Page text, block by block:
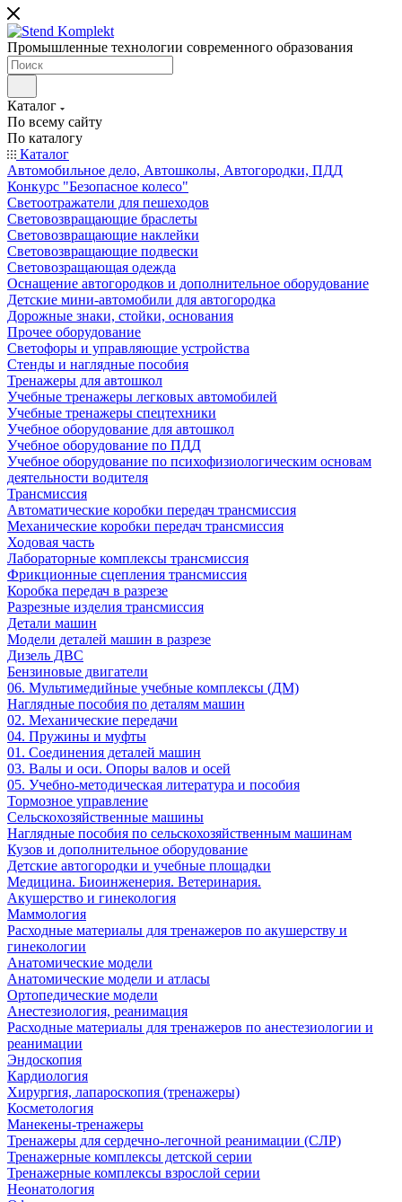
Промышленные технологии современного образования
Каталог
По всему сайту
По каталогу
Каталог
Автомобильное дело, Автошколы, Автогородки, ПДД
Конкурс "Безопасное колесо"
Светоотражатели для пешеходов
Световозвращающие браслеты
Световозвращающие наклейки
Световозвращающие подвески
Световозращающая одежда
Оснащение автогородков и дополнительное оборудование
Детские мини-автомобили для автогородка
Дорожные знаки, стойки, основания
Прочее оборудование
Светофоры и управляющие устройства
Стенды и наглядные пособия
Тренажеры для автошкол
Учебные тренажеры легковых автомобилей
Учебные тренажеры спецтехники
Учебное оборудование для автошкол
Учебное оборудование по ПДД
Учебное оборудование по психофизиологическим основам
деятельности водителя
Трансмиссия
Автоматические коробки передач трансмиссия
Механические коробки передач трансмиссия
Ходовая часть
Лабораторные комплексы трансмиссия
Фрикционные сцепления трансмиссия
Коробка передач в разрезе
Разрезные изделия трансмиссия
Детали машин
Модели деталей машин в разрезе
Дизель ДВС
Бензиновые двигатели
06. Мультимедийные учебные комплексы (ДМ)
Наглядные пособия по деталям машин
02. Механические передачи
04. Пружины и муфты
01. Соединения деталей машин
03. Валы и оси. Опоры валов и осей
05. Учебно-методическая литература и пособия
Тормозное управление
Сельскохозяйственные машины
Наглядные пособия по сельскохозяйственным машинам
Кузов и дополнительное оборудование
Детские автогородки и учебные площадки
Медицина. Биоинженерия. Ветеринария.
Акушерство и гинекология
Маммология
Расходные материалы для тренажеров по акушерству и
гинекологии
Анатомические модели
Анатомические модели и атласы
Ортопедические модели
Анестезиология, реанимация
Расходные материалы для тренажеров по анестезиологии и
реанимации
Эндоскопия
Кардиология
Хирургия, лапароскопия (тренажеры)
Косметология
Манекены-тренажеры
Тренажеры для сердечно-легочной реанимации (СЛР)
Тренажерные комплексы детской серии
Тренажерные комплексы взрослой серии
Неонатология